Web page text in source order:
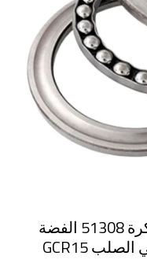
SUNBEARING اقتحام اضعا الكرة 51308 الفضة